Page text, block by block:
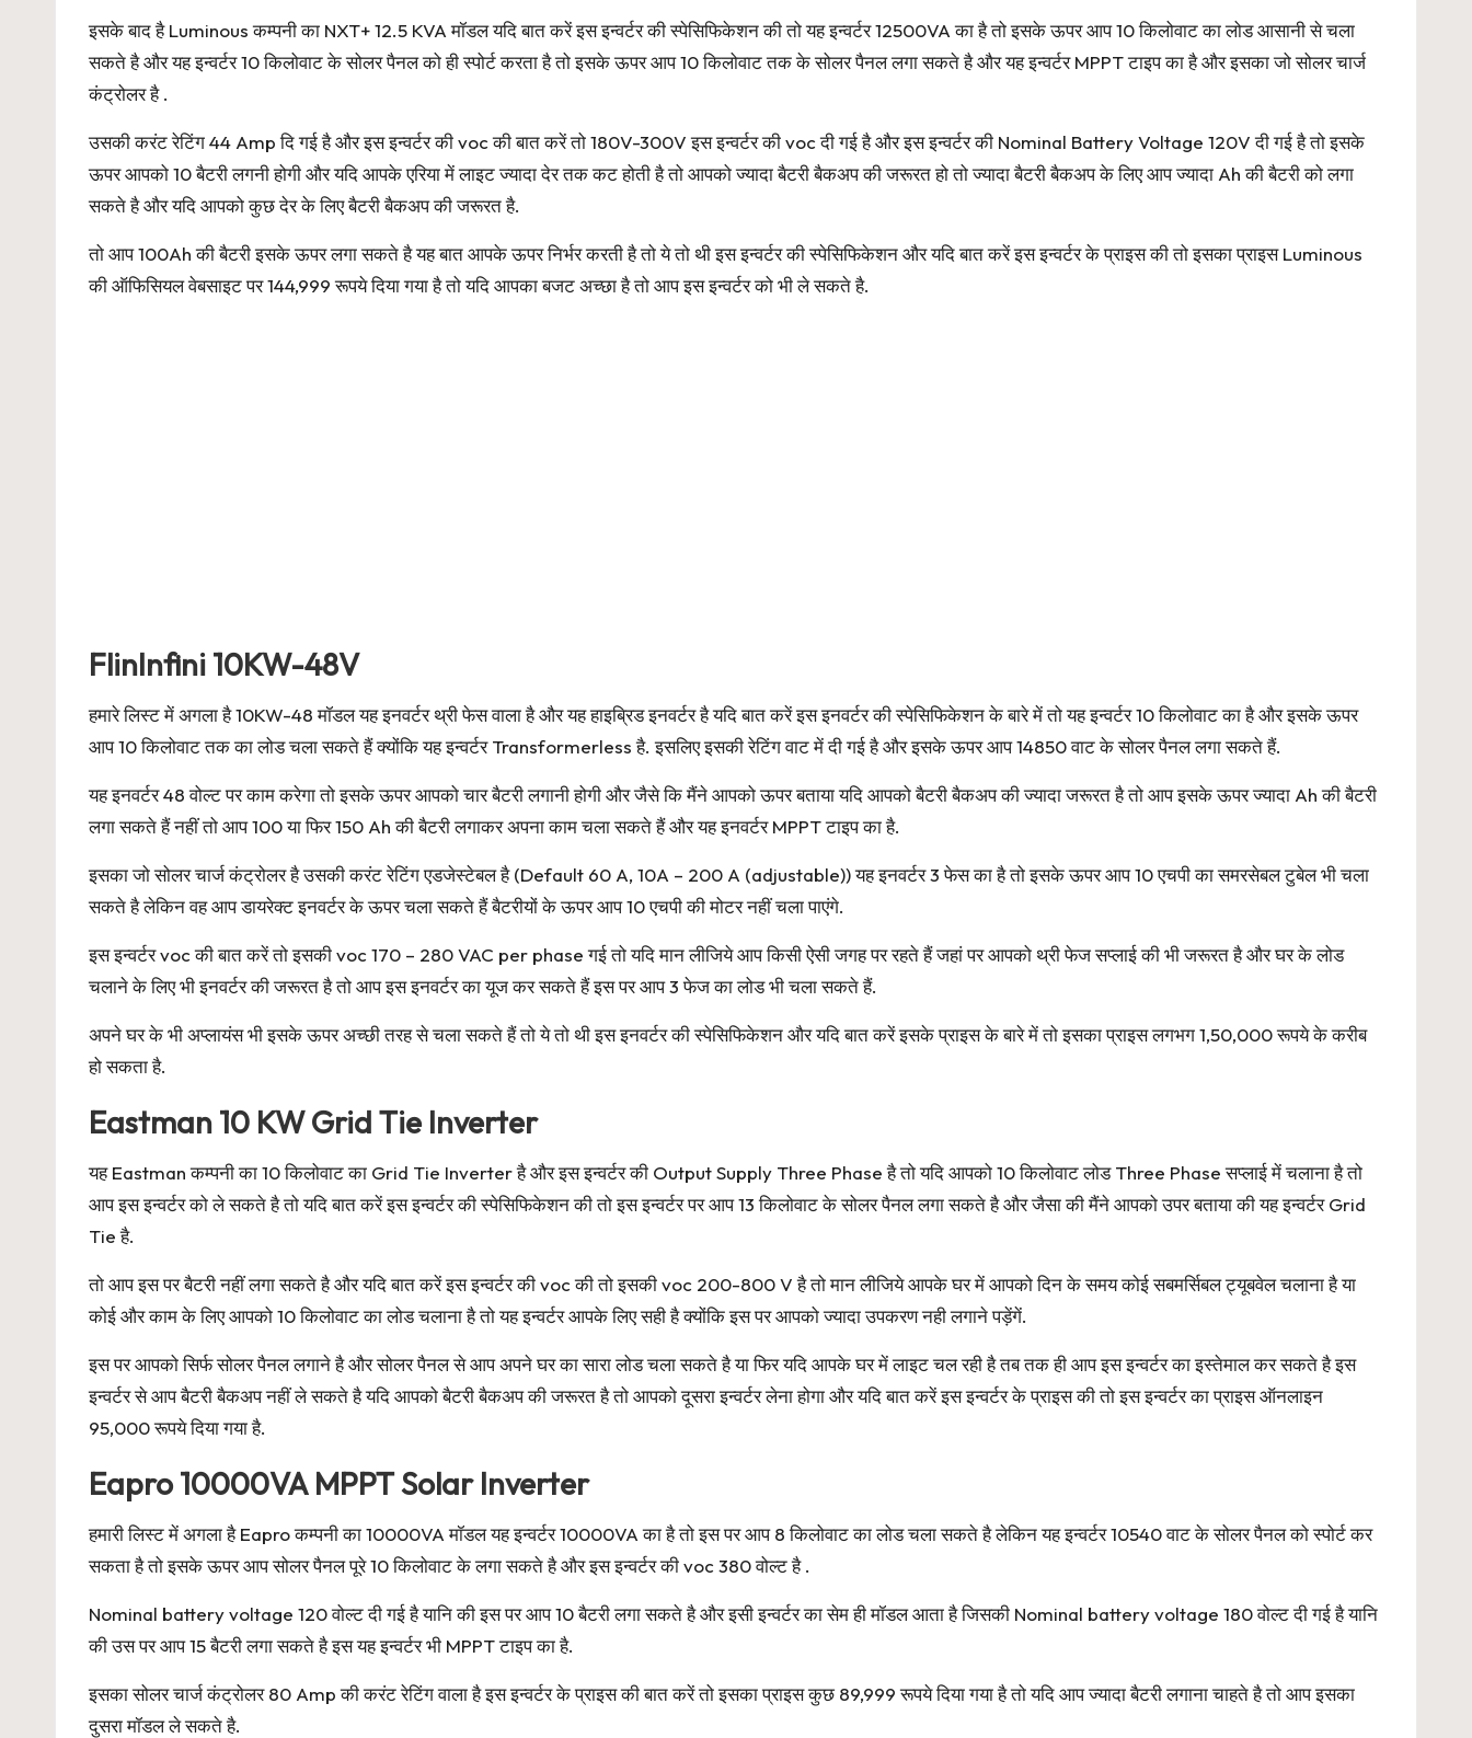
इसके बाद है Luminous कम्पनी का NXT+ 12.5 KVA मॉडल यदि बात करें इस इन्वर्टर की स्पेसिफिकेशन की तो यह इन्वर्टर 12500VA का है तो इसके ऊपर आप 10 किलोवाट का लोड आसानी से चला
सकते है और यह इन्वर्टर 10 किलोवाट के सोलर पैनल को ही स्पोर्ट करता है तो इसके ऊपर आप 10 किलोवाट तक के सोलर पैनल लगा सकते है और यह इन्वर्टर MPPT टाइप का है और इसका जो सोलर चार्ज
कंट्रोलर है .
उसकी करंट रेटिंग 44 Amp दि गई है और इस इन्वर्टर की voc की बात करें तो 180V-300V इस इन्वर्टर की voc दी गई है और इस इन्वर्टर की Nominal Battery Voltage 120V दी गई है तो इसके
ऊपर आपको 10 बैटरी लगनी होगी और यदि आपके एरिया में लाइट ज्यादा देर तक कट होती है तो आपको ज्यादा बैटरी बैकअप की जरूरत हो तो ज्यादा बैटरी बैकअप के लिए आप ज्यादा Ah की बैटरी को लगा
सकते है और यदि आपको कुछ देर के लिए बैटरी बैकअप की जरूरत है.
तो आप 100Ah की बैटरी इसके ऊपर लगा सकते है यह बात आपके ऊपर निर्भर करती है तो ये तो थी इस इन्वर्टर की स्पेसिफिकेशन और यदि बात करें इस इन्वर्टर के प्राइस की तो इसका प्राइस Luminous
की ऑफिसियल वेबसाइट पर 144,999 रूपये दिया गया है तो यदि आपका बजट अच्छा है तो आप इस इन्वर्टर को भी ले सकते है.
FlinInfini 10KW-48V
हमारे लिस्ट में अगला है 10KW-48 मॉडल यह इनवर्टर थ्री फेस वाला है और यह हाइब्रिड इनवर्टर है यदि बात करें इस इनवर्टर की स्पेसिफिकेशन के बारे में तो यह इन्वर्टर 10 किलोवाट का है और इसके ऊपर
आप 10 किलोवाट तक का लोड चला सकते हैं क्योंकि यह इन्वर्टर Transformerless है. इसलिए इसकी रेटिंग वाट में दी गई है और इसके ऊपर आप 14850 वाट के सोलर पैनल लगा सकते हैं.
यह इनवर्टर 48 वोल्ट पर काम करेगा तो इसके ऊपर आपको चार बैटरी लगानी होगी और जैसे कि मैंने आपको ऊपर बताया यदि आपको बैटरी बैकअप की ज्यादा जरूरत है तो आप इसके ऊपर ज्यादा Ah की बैटरी
लगा सकते हैं नहीं तो आप 100 या फिर 150 Ah की बैटरी लगाकर अपना काम चला सकते हैं और यह इनवर्टर MPPT टाइप का है.
इसका जो सोलर चार्ज कंट्रोलर है उसकी करंट रेटिंग एडजेस्टेबल है (Default 60 A, 10A – 200 A (adjustable)) यह इनवर्टर 3 फेस का है तो इसके ऊपर आप 10 एचपी का समरसेबल टुबेल भी चला
सकते है लेकिन वह आप डायरेक्ट इनवर्टर के ऊपर चला सकते हैं बैटरीयों के ऊपर आप 10 एचपी की मोटर नहीं चला पाएंगे.
इस इन्वर्टर voc की बात करें तो इसकी voc 170 – 280 VAC per phase गई तो यदि मान लीजिये आप किसी ऐसी जगह पर रहते हैं जहां पर आपको थ्री फेज सप्लाई की भी जरूरत है और घर के लोड
चलाने के लिए भी इनवर्टर की जरूरत है तो आप इस इनवर्टर का यूज कर सकते हैं इस पर आप 3 फेज का लोड भी चला सकते हैं.
अपने घर के भी अप्लायंस भी इसके ऊपर अच्छी तरह से चला सकते हैं तो ये तो थी इस इनवर्टर की स्पेसिफिकेशन और यदि बात करें इसके प्राइस के बारे में तो इसका प्राइस लगभग 1,50,000 रूपये के करीब
हो सकता है.
Eastman 10 KW Grid Tie Inverter
यह Eastman कम्पनी का 10 किलोवाट का Grid Tie Inverter है और इस इन्वर्टर की Output Supply Three Phase है तो यदि आपको 10 किलोवाट लोड Three Phase सप्लाई में चलाना है तो
आप इस इन्वर्टर को ले सकते है तो यदि बात करें इस इन्वर्टर की स्पेसिफिकेशन की तो इस इन्वर्टर पर आप 13 किलोवाट के सोलर पैनल लगा सकते है और जैसा की मैंने आपको उपर बताया की यह इन्वर्टर Grid
Tie है.
तो आप इस पर बैटरी नहीं लगा सकते है और यदि बात करें इस इन्वर्टर की voc की तो इसकी voc 200-800 V है तो मान लीजिये आपके घर में आपको दिन के समय कोई सबमर्सिबल ट्यूबवेल चलाना है या
कोई और काम के लिए आपको 10 किलोवाट का लोड चलाना है तो यह इन्वर्टर आपके लिए सही है क्योंकि इस पर आपको ज्यादा उपकरण नही लगाने पड़ेंगें.
इस पर आपको सिर्फ सोलर पैनल लगाने है और सोलर पैनल से आप अपने घर का सारा लोड चला सकते है या फिर यदि आपके घर में लाइट चल रही है तब तक ही आप इस इन्वर्टर का इस्तेमाल कर सकते है इस
इन्वर्टर से आप बैटरी बैकअप नहीं ले सकते है यदि आपको बैटरी बैकअप की जरूरत है तो आपको दूसरा इन्वर्टर लेना होगा और यदि बात करें इस इन्वर्टर के प्राइस की तो इस इन्वर्टर का प्राइस ऑनलाइन
95,000 रूपये दिया गया है.
Eapro 10000VA MPPT Solar Inverter
हमारी लिस्ट में अगला है Eapro कम्पनी का 10000VA मॉडल यह इन्वर्टर 10000VA का है तो इस पर आप 8 किलोवाट का लोड चला सकते है लेकिन यह इन्वर्टर 10540 वाट के सोलर पैनल को स्पोर्ट कर
सकता है तो इसके ऊपर आप सोलर पैनल पूरे 10 किलोवाट के लगा सकते है और इस इन्वर्टर की voc 380 वोल्ट है .
Nominal battery voltage 120 वोल्ट दी गई है यानि की इस पर आप 10 बैटरी लगा सकते है और इसी इन्वर्टर का सेम ही मॉडल आता है जिसकी Nominal battery voltage 180 वोल्ट दी गई है यानि
की उस पर आप 15 बैटरी लगा सकते है इस यह इन्वर्टर भी MPPT टाइप का है.
इसका सोलर चार्ज कंट्रोलर 80 Amp की करंट रेटिंग वाला है इस इन्वर्टर के प्राइस की बात करें तो इसका प्राइस कुछ 89,999 रूपये दिया गया है तो यदि आप ज्यादा बैटरी लगाना चाहते है तो आप इसका
दुसरा मॉडल ले सकते है.